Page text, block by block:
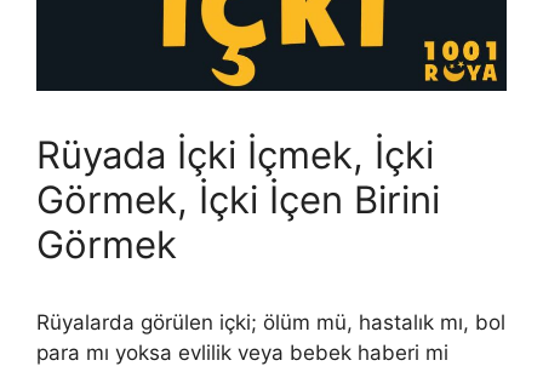
Rüyada İçki İçmek, İçki
Görmek, İçki İçen Birini
Görmek
Rüyalarda görülen içki; ölüm mü, hastalık mı, bol
para mı yoksa evlilik veya bebek haberi mi